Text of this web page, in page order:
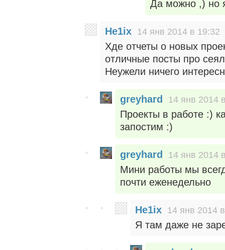
Да можно ,) но
He1ix 14 янв 2014 в 19:32
Хде отчеты о новых
отличные посты про
Неужели ничего
greyhard 14 янв 2014
Проекты в работе :)
запостим :)
greyhard 14 янв 2014
Мини работы мы
почти еженедельно
He1ix 14 янв 2014
Я там даже не